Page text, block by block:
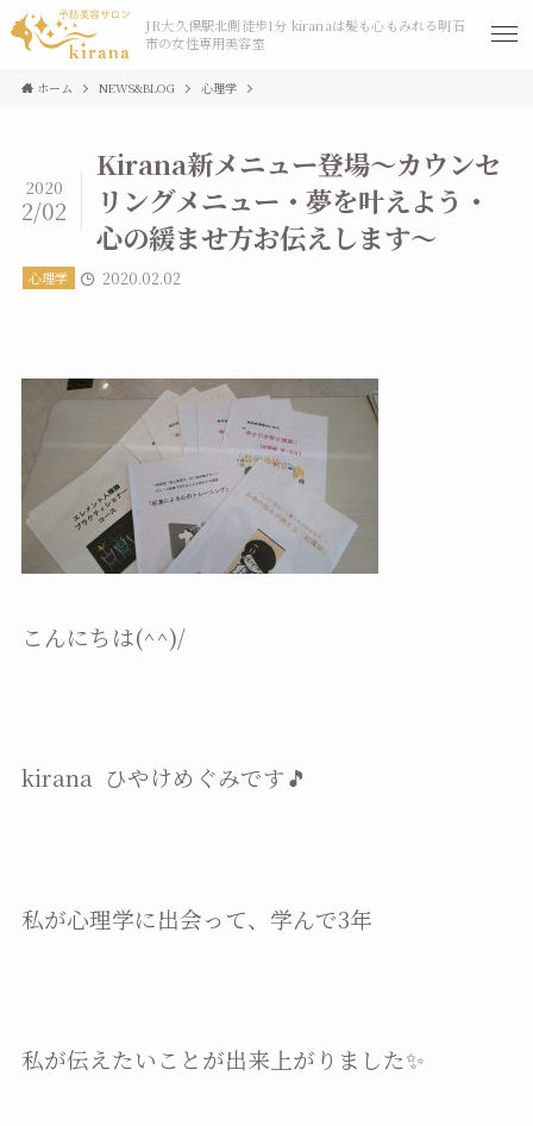
JR大久保駅北側徒歩1分 kiranaは髪も心もみれる明石
市の女性専用美容室
ホーム NEWS&BLOG 心理学
Kirana新メニュー登場～カウンセ
リングメニュー・夢を叶えよう・
心の緩ませ方お伝えします～
2020
2/02
心理学 2020.02.02
こんにちは(^^)/
kirana ひやけめぐみです🎵
私が心理学に出会って、学んで3年
私が伝えたいことが出来上がりました✨